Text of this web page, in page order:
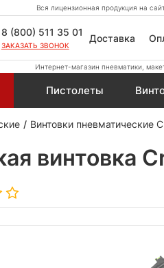
Вся лицензионная продукция на
8 (800) 511 35 01
ЗАКАЗАТЬ ЗВОНОК
Доставка
Интернет-магазин пневматики,
Пистолеты
Винтовки пневматические
винтовка